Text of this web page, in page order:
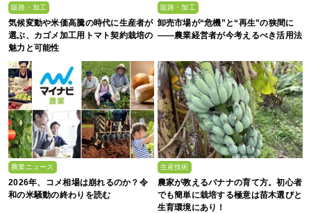
販路・加工
気候変動や米価高騰の時代に生産者が
選ぶ、カゴメ加工用トマト契約栽培の
魅力と可能性
販路・加工
卸売市場が“危機”と“再生”の狭間に
――農業経営者が今考えるべき活用法
農業ニュース
2026年、コメ相場は崩れるのか？令
和の米騒動の終わりを読む
生産技術
農家が教えるバナナの育て方。初心者
でも簡単に栽培する極意は苗木選びと
生育環境にあり！